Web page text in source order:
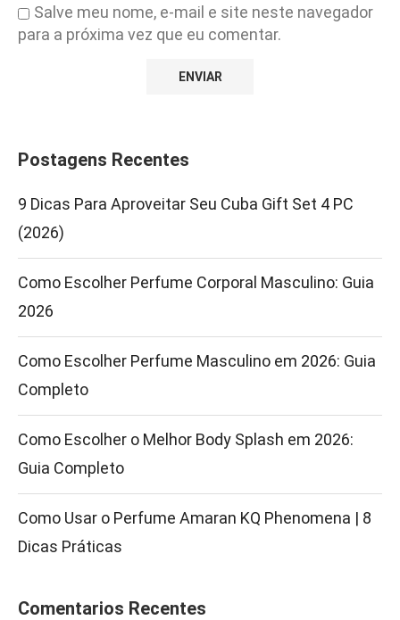
Salve meu nome, e-mail e site neste navegador
para a próxima vez que eu comentar.
Postagens Recentes
9 Dicas Para Aproveitar Seu Cuba Gift Set 4 PC
(2026)
Como Escolher Perfume Corporal Masculino: Guia
2026
Como Escolher Perfume Masculino em 2026: Guia
Completo
Como Escolher o Melhor Body Splash em 2026:
Guia Completo
Como Usar o Perfume Amaran KQ Phenomena | 8
Dicas Práticas
Comentarios Recentes